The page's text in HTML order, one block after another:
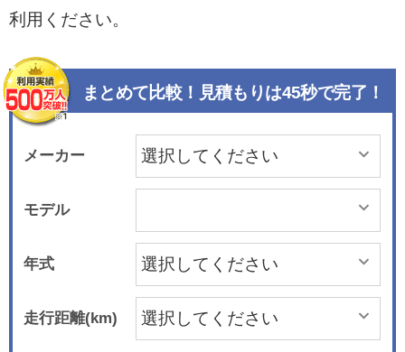
利用ください。
まとめて比較！見積もりは45秒で完了！
メーカー
モデル
年式
走行距離(km)